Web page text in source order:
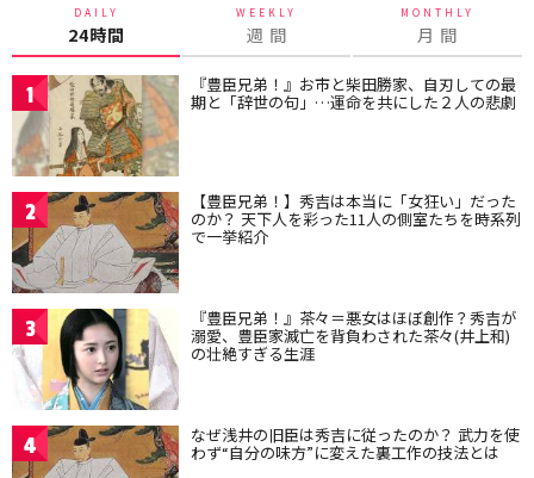
DAILY
24時間
WEEKLY
週 間
MONTHLY
月 間
1 『豊臣兄弟！』お市と柴田勝家、自刃しての最
期と「辞世の句」…運命を共にした２人の悲劇
2 【豊臣兄弟！】秀吉は本当に「女狂い」だった
のか？ 天下人を彩った11人の側室たちを時系列
で一挙紹介
3 『豊臣兄弟！』茶々＝悪女はほぼ創作？秀吉が
溺愛、豊臣家滅亡を背負わされた茶々(井上和)
の壮絶すぎる生涯
4 なぜ浅井の旧臣は秀吉に従ったのか？ 武力を使
わず“自分の味方”に変えた裏工作の技法とは